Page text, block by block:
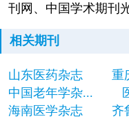
刊网、中国学术期刊
相关期刊
山东医药杂志
重
中国老年学杂...
海南医学杂志
齐